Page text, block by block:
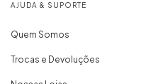
AJUDA & SUPORTE
Quem Somos
Trocas e Devoluções